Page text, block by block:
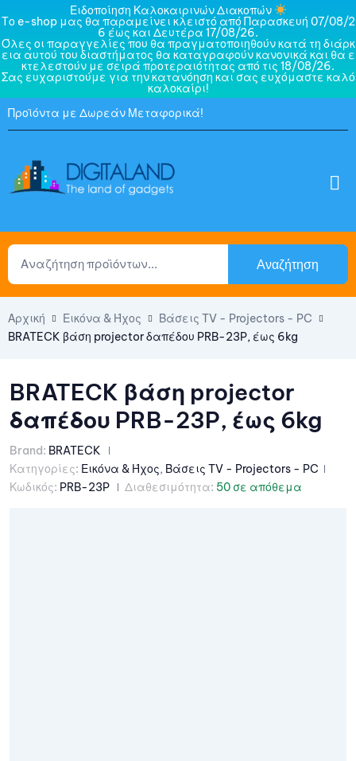
Ειδοποίηση Καλοκαιρινών Διακοπών
Το e-shop μας θα παραμείνει κλειστό από Παρασκευή 07/08/2
6 έως και Δευτέρα 17/08/26.
Όλες οι παραγγελίες που θα πραγματοποιηθούν κατά τη διάρκ
εια αυτού του διαστήματος θα καταγραφούν κανονικά και θα ε
κτελεστούν με σειρά προτεραιότητας από τις 18/08/26.
Σας ευχαριστούμε για την κατανόηση και σας ευχόμαστε καλό
καλοκαίρι!
Προϊόντα με Δωρεάν Μεταφορικά!
Αναζήτηση
Αρχική Εικόνα & Ήχος
Βάσεις TV - Projectors - PC
BRATECK βάση projector δαπέδου PRB-23P, έως 6kg
BRATECK βάση projector
δαπέδου PRB-23P, έως 6kg
Brand: BRATECK
Κατηγορίες: Εικόνα & Ήχος, Βάσεις TV - Projectors - PC
Κωδικός: PRB-23P Διαθεσιμότητα: 50 σε απόθεμα